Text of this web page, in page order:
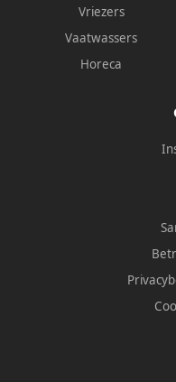
Vriezers
Vaatwassers
Horeca